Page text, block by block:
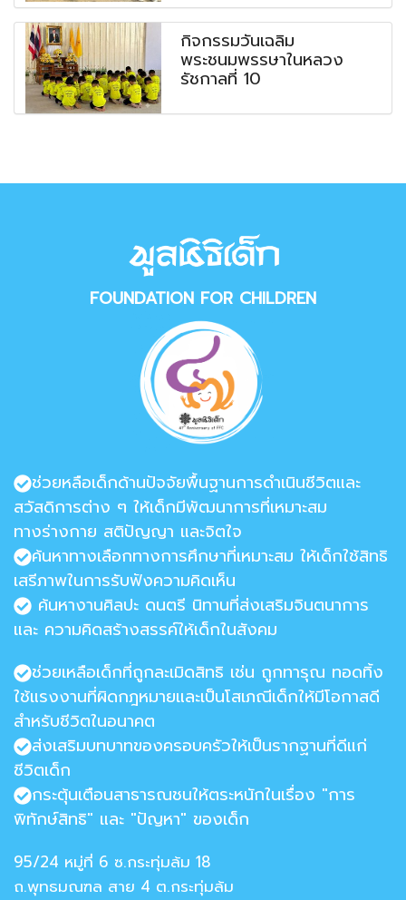
กิจกรรมวันเฉลิม
พระชนมพรรษาในหลวง
รัชกาลที่ 10
FOUNDATION FOR CHILDREN
ช่วยหลือเด็กด้านปัจจัยพื้นฐานการดำเนินชีวิตและ
สวัสดิการต่าง ๆ ให้เด็กมีพัฒนาการที่เหมาะสม
ทางร่างกาย สติปัญญา และจิตใจ
ค้นหาทางเลือกทางการศึกษาที่เหมาะสม ให้เด็กใช้สิทธิ
เสรีภาพในการรับฟังความคิดเห็น
ค้นหางานศิลปะ ดนตรี นิทานที่ส่งเสริมจินตนาการ
และ ความคิดสร้างสรรค์ให้เด็กในสังคม
ช่วยเหลือเด็กที่ถูกละเมิดสิทธิ เช่น ถูกทารุณ ทอดทิ้ง
ใช้แรงงานที่ผิดกฎหมายและเป็นโสเภณีเด็กให้มีโอกาสดี
สำหรับชีวิตในอนาคต
ส่งเสริมบทบาทของครอบครัวให้เป็นรากฐานที่ดีแก่
ชีวิตเด็ก
กระตุ้นเตือนสาธารณชนให้ตระหนักในเรื่อง "การ
พิทักษ์สิทธิ" และ "ปัญหา" ของเด็ก
95/24 หมู่ที่ 6 ซ.กระทุ่มล้ม 18
ถ.พุทธมณฑล สาย 4 ต.กระทุ่มล้ม